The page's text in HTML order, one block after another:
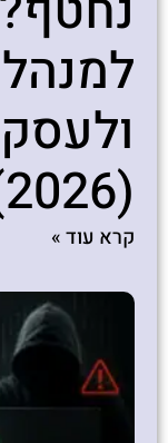
(2026)
קרא עוד »